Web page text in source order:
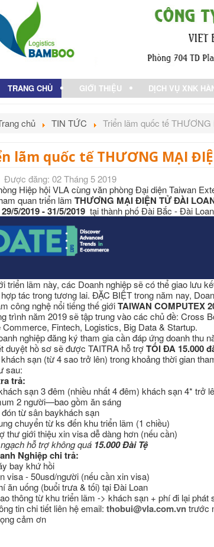
TRANG CHỦ GIỚI THIỆU DỊCH VỤ XNK
chủ TIN TỨC Triển lãm quốc tế
lãm quốc tế THƯƠNG MẠI
Được đăng: 02 Tháng 5 2019
Hiệp hội VLA cùng văn phòng Đại diện Taiwan
quan triển lãm THƯƠNG MẠI ĐIỆN TỬ ĐÀI
29/5/2019 - 31/5/2019 tại thành phố Đài Bắc - Đài
triển lãm này, các Doanh nghiệp sẽ có thể giao lưu
tác trong tương lai. ĐẶC BIỆT trong năm nay,
công nghệ nổi tiếng thế giớiTAIWAN COMPUTEX
trình năm 2019 sẽ tập trung vào các chủ đề: Cross
Commerce, Fintech, Logistics, Big Data & Startup.
nghiệp đăng ký tham gia cần đáp ứng doanh thu
duyệt hồ sơ sẽ được TAITRA hỗ trợTỐI ĐA 15.000
sạn (từ 4 sao trở lên) trong khoảng thời gian
sau:
trả:
sạn 3 đêm (nhiều nhất 4 đêm) khách sạn 4* trở
2 người—bao gồm ăn sáng
từ sân baykhách sạn
chuyển từ ks đến khu triển lãm (1 chiều)
thư giới thiệu xin visa dễ dàng hơn (nếu cần)
hỗ trợ không quá 15.000 Đài Tệ
Nghiệp chi trả:
bay khứ hồi
visa - 50usd/người (nếu cần xin visa)
ăn uống (buổi trưa & tối) tại Đài Loan
thông từ khu triển lãm -> khách sạn + phí đi lại
tin chi tiết liên hệ email: thobui@vla.com.vntrước
cảm ơn